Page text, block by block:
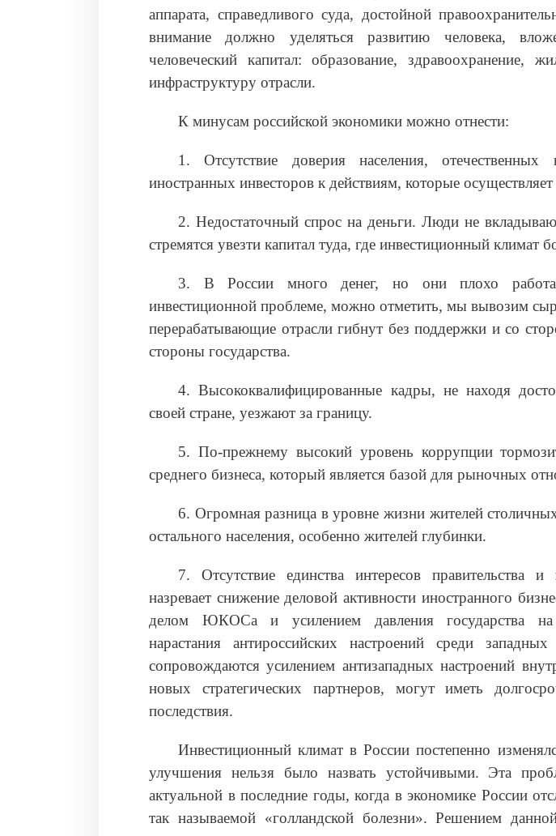
аппарата, справедливого суда, достойной
внимание должно уделяться развитию человека,
человеческий капитал: образование, здравоохранение,
инфраструктуру отрасли.
К минусам российской экономики можно отнести:
1. Отсутствие доверия населения, отечественных
иностранных инвесторов к действиям, которые осуществляет
2. Недостаточный спрос на деньги. Люди не
стремятся увезти капитал туда, где инвестиционный климат
3. В России много денег, но они плохо
инвестиционной проблеме, можно отметить, мы вывозим
перерабатывающие отрасли гибнут без поддержки и со
стороны государства.
4. Высококвалифицированные кадры, не находя
своей стране, уезжают за границу.
5. По-прежнему высокий уровень коррупции
среднего бизнеса, который является базой для рыночных
6. Огромная разница в уровне жизни жителей
остального населения, особенно жителей глубинки.
7. Отсутствие единства интересов
назревает снижение деловой активности иностранного
делом ЮКОСа и усилением давления государства на
нарастания антироссийских настроений среди
сопровождаются усилением антизападных настроений
новых стратегических партнеров, могут иметь
последствия.
Инвестиционный климат в России постепенно
улучшения нельзя было назвать устойчивыми. Эта
актуальной в последние годы, когда в экономике России
так называемой «голландской болезни». Решением